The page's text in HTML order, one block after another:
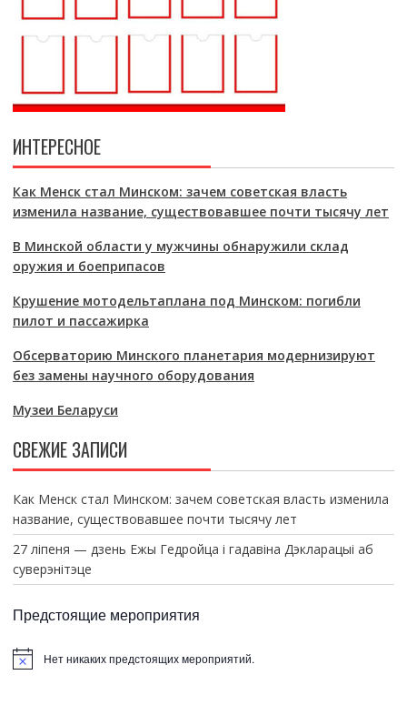
ИНТЕРЕСНОЕ
Как Менск стал Минском: зачем советская власть
изменила название, существовавшее почти тысячу лет
В Минской области у мужчины обнаружили склад
оружия и боеприпасов
Крушение мотодельтаплана под Минском: погибли
пилот и пассажирка
Обсерваторию Минского планетария модернизируют
без замены научного оборудования
Музеи Беларуси
СВЕЖИЕ ЗАПИСИ
Как Менск стал Минском: зачем советская власть изменила
название, существовавшее почти тысячу лет
27 ліпеня — дзень Ежы Гедройца і гадавіна Дэкларацыі аб
суверэнітэце
Предстоящие мероприятия
Нет никаких предстоящих мероприятий.